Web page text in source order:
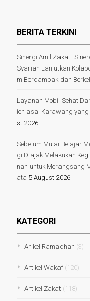
BERITA TERKINI
Sinergi Amil
Syariah Lanjutkan
m Berdampak dan
Layanan Mobil Sehat
ien asal Karawang
st 2026
Sebelum Mulai Belajar
gi Diajak Melakukan
nan untuk Merangsang
ata 5 August 2026
KATEGORI
Arikel Ramadhan (3)
Artikel Wakaf(120)
Artikel Zakat(118)